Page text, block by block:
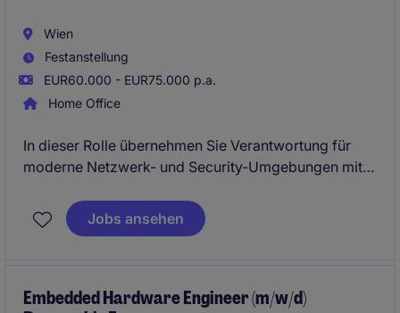
Wien
Festanstellung
EUR60.000 - EUR75.000 p.a.
Home Office
In dieser Rolle übernehmen Sie Verantwortung für
moderne Netzwerk- und Security-Umgebungen mit
arbeiten in einem technisch anspruchsvollen Umfeld,
bringen eigene Ideen ein und entwickeln gemeinsam
Unternehmenskunden weiter.
Jobs ansehen
Embedded Hardware Engineer (m/w/d)